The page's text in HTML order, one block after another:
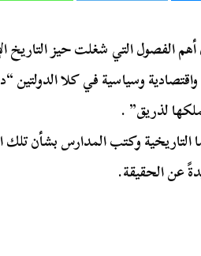
الفصول التي شغلت حيز التاريخ
وسياسية في كلا الدولتين
لذريق” .
التاريخية وكتب المدارس بشأن تلك
عن الحقيقة.